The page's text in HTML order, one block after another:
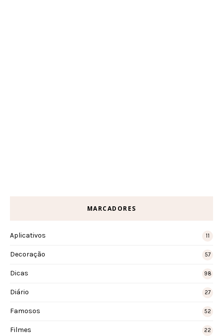
MARCADORES
Aplicativos 11
Decoração 57
Dicas 98
Diário 27
Famosos 52
Filmes 22